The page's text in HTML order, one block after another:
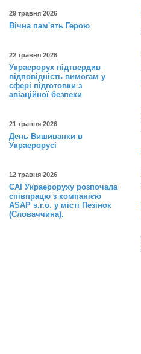
29 травня 2026
Вічна пам'ять Герою
22 травня 2026
Украерорух підтвердив
відповідність вимогам у
сфері підготовки з
авіаційної безпеки
21 травня 2026
День Вишиванки в
Украерорусі
12 травня 2026
САІ Украероруху розпочала
співпрацю з компанією
ASAP s.r.o. у місті Пезінок
(Словаччина).